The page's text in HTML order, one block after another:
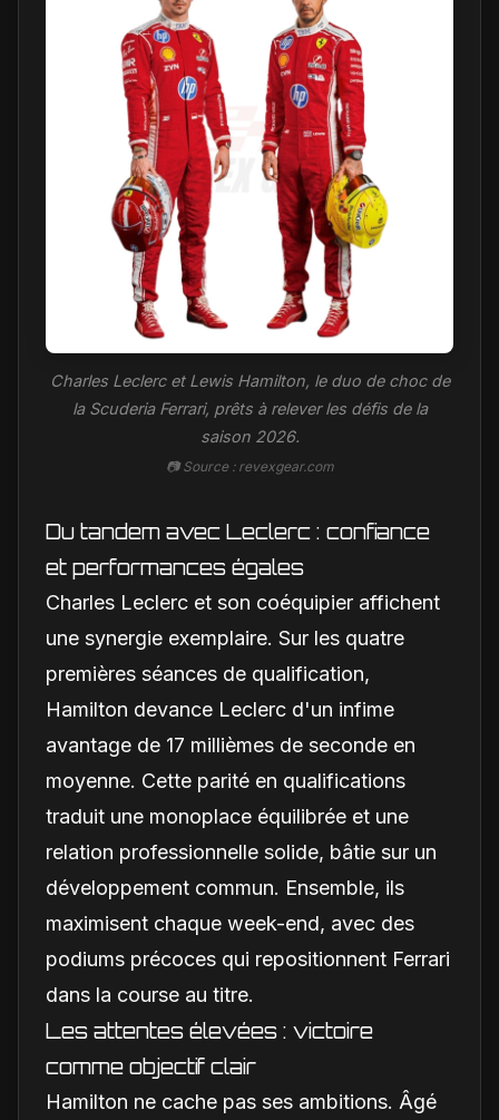
Charles Leclerc et Lewis Hamilton, le duo de choc de
la Scuderia Ferrari, prêts à relever les défis de la
saison 2026.
📷 Source : revexgear.com
Du tandem avec Leclerc : confiance
et performances égales
Charles Leclerc et son coéquipier affichent
une synergie exemplaire. Sur les quatre
premières séances de qualification,
Hamilton devance Leclerc d'un infime
avantage de 17 millièmes de seconde en
moyenne. Cette parité en qualifications
traduit une monoplace équilibrée et une
relation professionnelle solide, bâtie sur un
développement commun. Ensemble, ils
maximisent chaque week-end, avec des
podiums précoces qui repositionnent Ferrari
dans la course au titre.
Les attentes élevées : victoire
comme objectif clair
Hamilton ne cache pas ses ambitions. Âgé